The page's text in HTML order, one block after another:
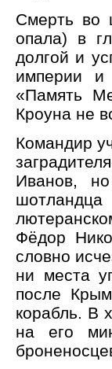
Смерть во
опала) в
долгой и
империи
«Память
Кроуна не
Командир
Иванов,
Фёдор
словно
ни места
после
корабль. В
на его